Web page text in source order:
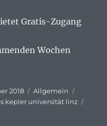
Gratis-Zugang
Wochen
bietet Gratis-
2018 Kategorien
Allgemein
kepler universität linz